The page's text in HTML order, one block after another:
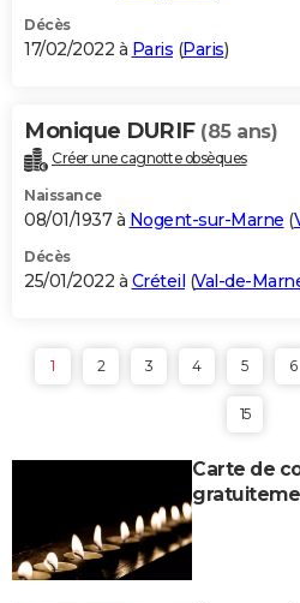
Décès
17/02/2022 à Paris (Paris)
Monique DURIF (85 ans)
Créer une cagnotte obsèques
Naissance
08/01/1937 à Nogent-sur-Marne (
Décès
25/01/2022 à Créteil (Val-de-
1 2 3 4 5 6
15
Carte de